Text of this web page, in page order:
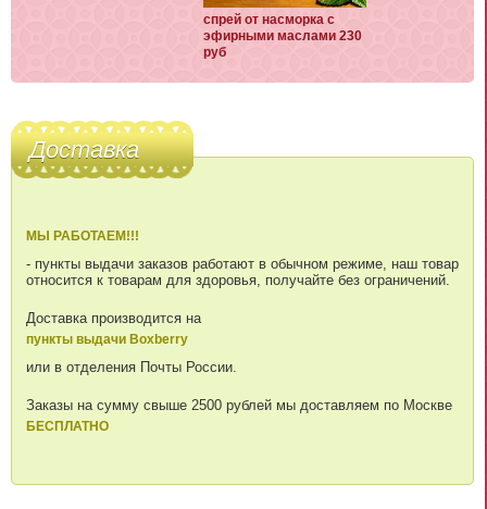
спрей от насморка с
эфирными маслами 230
руб
Доставка
МЫ РАБОТАЕМ!!!
- пункты выдачи заказов работают в обычном режиме, наш товар
относится к товарам для здоровья, получайте без ограничений.
Доставка производится на
пункты выдачи Boxberry
или в отделения Почты России.
Заказы на сумму свыше 2500 рублей мы доставляем по Москве
БЕСПЛАТНО